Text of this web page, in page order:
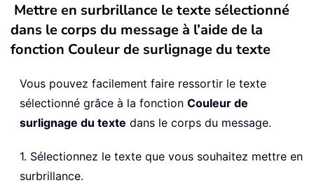
Mettre en surbrillance le texte sélectionné
dans le corps du message à l’aide de la
fonction Couleur de surlignage du texte
Vous pouvez facilement faire ressortir le texte
sélectionné grâce à la fonction Couleur de
surlignage du texte dans le corps du message.
1. Sélectionnez le texte que vous souhaitez mettre en
surbrillance.